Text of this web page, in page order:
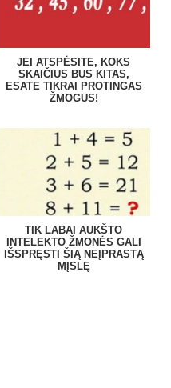
JEI ATSPĖSITE, KOKS
SKAIČIUS BUS KITAS,
ESATE TIKRAI PROTINGAS
ŽMOGUS!
TIK LABAI AUKŠTO
INTELEKTO ŽMONĖS GALI
IŠSPRĘSTI ŠIĄ NEĮPRASTĄ
MĮSLĘ